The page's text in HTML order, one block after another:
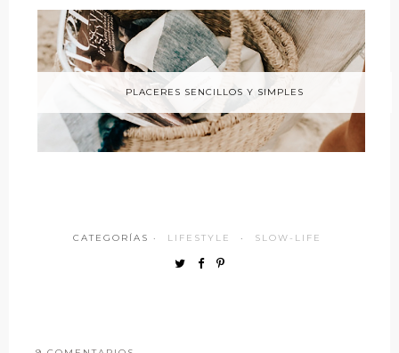
PLACERES SENCILLOS Y SIMPLES
CATEGORÍAS · LIFESTYLE · SLOW-LIFE